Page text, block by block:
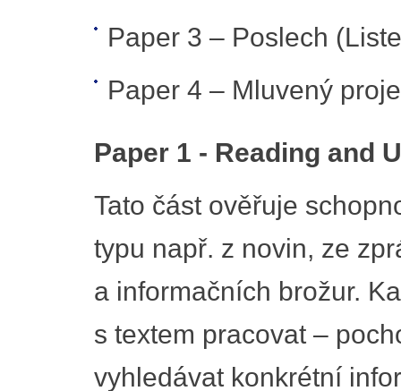
Paper 3 – Poslech
Paper 4 – Mluvený
Paper 1 - Reading and
Tato část ověřuje
typu např. z novin, ze
a informačních brožur.
s textem pracovat –
vyhledávat konkrétní